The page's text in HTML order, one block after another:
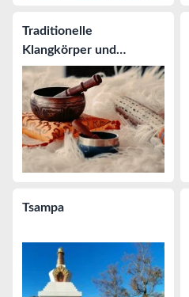
Traditionelle
Klangkörper und
Instrumente
Tsampa